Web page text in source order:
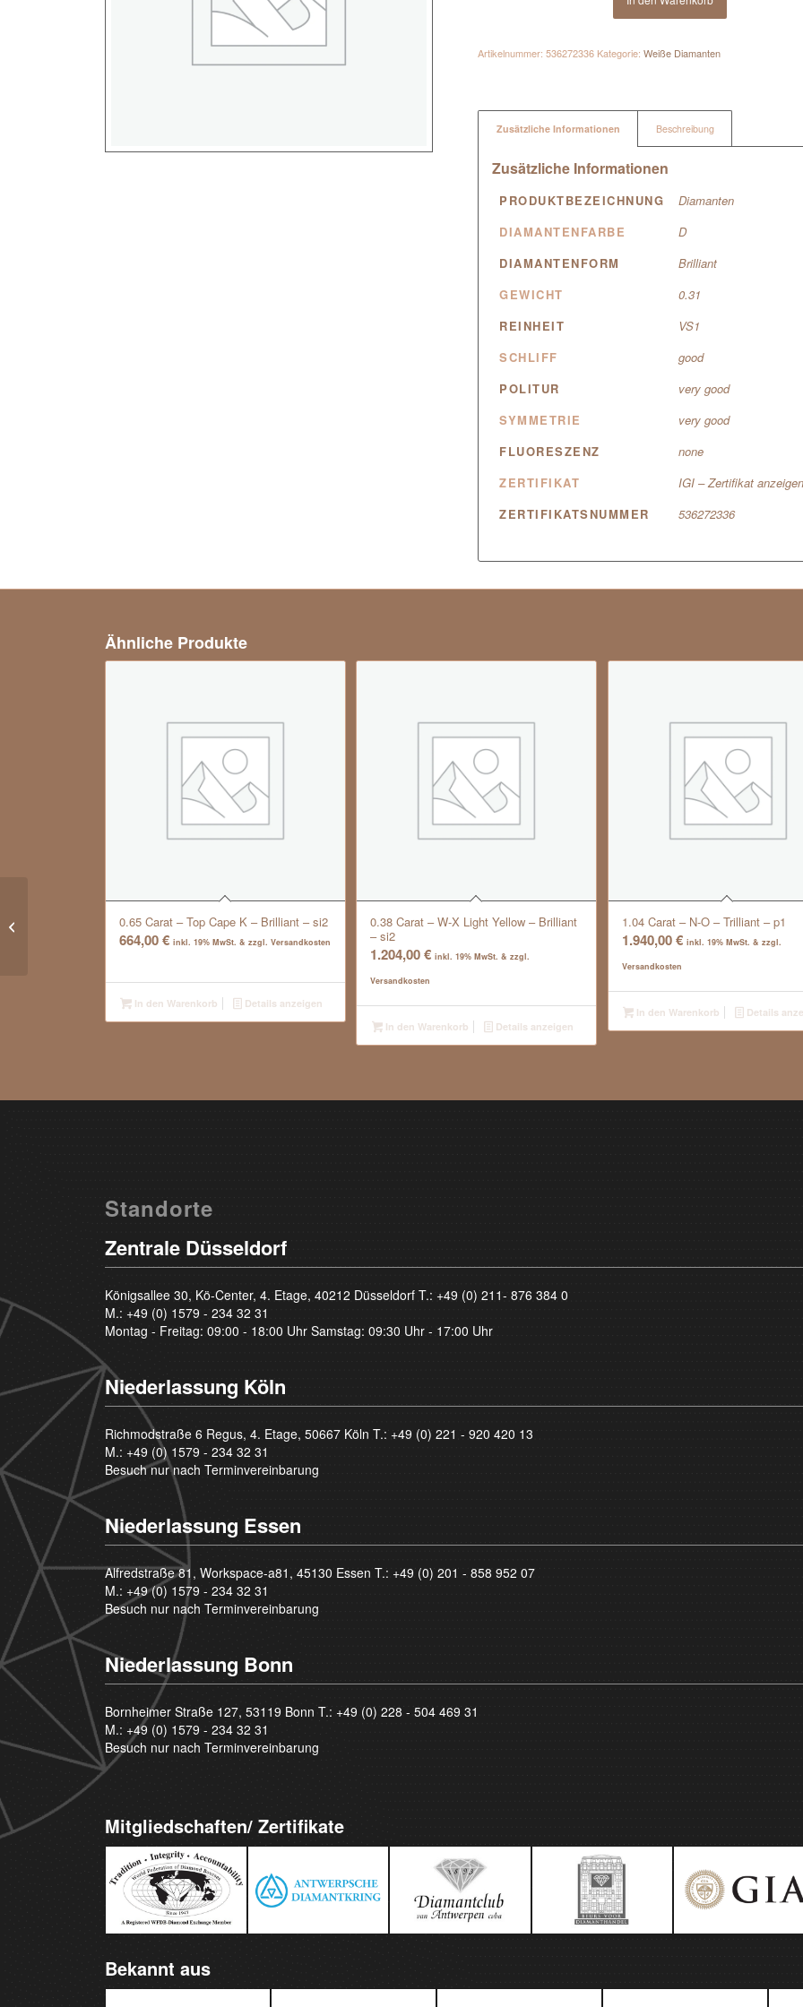
Artikelnummer:536272336 Kategorie:Weiße Diamanten
Zusätzliche Informationen Beschreibung
Zusätzliche Informationen
PRODUKTBEZEICHNUNG
Diamanten
DIAMANTENFARBE
D
DIAMANTENFORM
Brilliant
GEWICHT
0.31
REINHEIT
VS1
SCHLIFF
good
POLITUR
very good
SYMMETRIE
very good
FLUORESZENZ
none
ZERTIFIKAT
IGI – Zertifikat
ZERTIFIKATSNUMMER
536272336
Ähnliche Produkte
0.65 Carat – Top Cape K – Brilliant – si2
664,00€ inkl. 19% MwSt. & zzgl. Versandkosten
In den Warenkorb Details anzeigen
0.38 Carat – W-X Light Yellow – Brilliant
– si2
1.204,00€ inkl. 19% MwSt. & zzgl.
Versandkosten
In den Warenkorb Details anzeigen
1.04 Carat – N-O – Trilliant – p1
1.940,00€ inkl. 19% MwSt. & zzgl.
Versandkosten
In den Warenkorb Details
Standorte
Zentrale Düsseldorf
Königsallee 30, Kö-Center, 4. Etage, 40212 Düsseldorf T.: +49 (0) 211- 876 384 0
M.: +49 (0) 1579 - 234 32 31
Montag - Freitag: 09:00 - 18:00 Uhr Samstag: 09:30 Uhr - 17:00 Uhr
Niederlassung Köln
Richmodstraße 6 Regus, 4. Etage, 50667 Köln T.: +49 (0) 221 - 920 420 13
M.: +49 (0) 1579 - 234 32 31
Besuch nur nach Terminvereinbarung
Niederlassung Essen
Alfredstraße 81, Workspace-a81, 45130 Essen T.: +49 (0) 201 - 858 952 07
M.: +49 (0) 1579 - 234 32 31
Besuch nur nach Terminvereinbarung
Niederlassung Bonn
Bornheimer Straße 127, 53119 Bonn T.: +49 (0) 228 - 504 469 31
M.: +49 (0) 1579 - 234 32 31
Besuch nur nach Terminvereinbarung
Mitgliedschaften/ Zertifikate
Bekannt aus
0.31 Carat – River D – Brilliant – vvs2